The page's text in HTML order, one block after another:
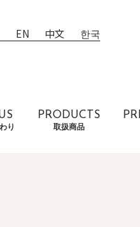
EN 中文 한국
り
PRODUCTS
取扱商品